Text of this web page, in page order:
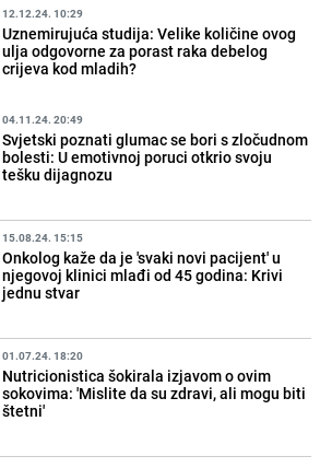
12.12.24. 10:29
Uznemirujuća studija: Velike količine ovog
ulja odgovorne za porast raka debelog
crijeva kod mladih?
04.11.24. 20:49
Svjetski poznati glumac se bori s zločudnom
bolesti: U emotivnoj poruci otkrio svoju
tešku dijagnozu
15.08.24. 15:15
Onkolog kaže da je 'svaki novi pacijent' u
njegovoj klinici mlađi od 45 godina: Krivi
jednu stvar
01.07.24. 18:20
Nutricionistica šokirala izjavom o ovim
sokovima: 'Mislite da su zdravi, ali mogu biti
štetni'